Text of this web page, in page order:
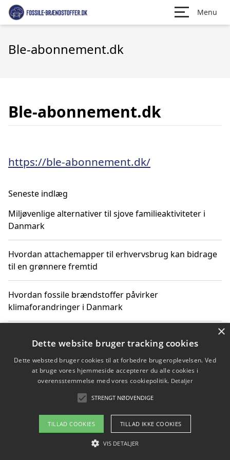
Menu
Ble-abonnement.dk
Ble-abonnement.dk
https://ble-abonnement.dk/
Seneste indlæg
Miljøvenlige alternativer til sjove familieaktiviteter i
Danmark
Hvordan attachemapper til erhvervsbrug kan bidrage
til en grønnere fremtid
Hvordan fossile brændstoffer påvirker
klimaforandringer i Danmark
klimaændringer
Hvordan citater om fossile brændstoffer kan ændre
Copyright 2026 - Pilanto Aps
Om / kontakt
×
Dette website bruger tracking cookies
Dette websted bruger cookies til at forbedre brugeroplevelsen. Ved
at bruge vores hjemmeside accepterer du alle cookies i
overensstemmelse med vores cookiepolitik. Detaljer
STRENGT NØDVENDIGE
TILLAD COOKIES TILLAD IKKE COOKIES
VIS DETALJER